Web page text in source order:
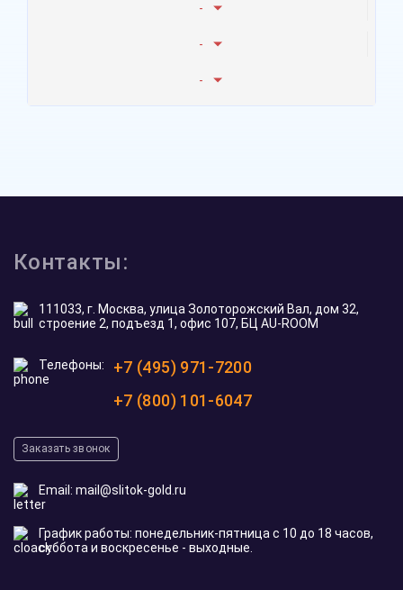
-
-
-
Контакты:
111033, г. Москва, улица Золоторожский Вал, дом 32,
строение 2, подъезд 1, офис 107, БЦ AU-ROOM
Телефоны:
+7 (495) 971-7200
+7 (800) 101-6047
Заказать звонок
Email: mail@slitok-gold.ru
График работы: понедельник-пятница с 10 до 18 часов,
суббота и воскресенье - выходные.